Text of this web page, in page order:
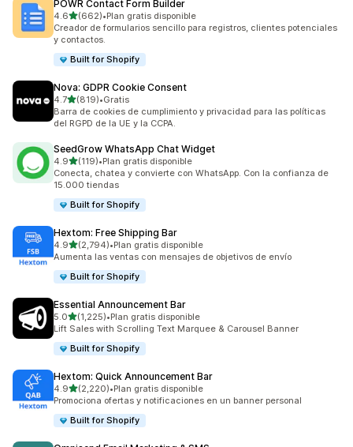
POWR Contact Form Builder
4.6de 5 estrellas
(662)
662 reseñas en total
•Plan gratis disponible
Creador de formularios sencillo para registros, clientes potenciales
y contactos.
Built for Shopify
Nova: GDPR Cookie Consent
4.7de 5 estrellas
(819)
819 reseñas en total
•Gratis
Barra de cookies de cumplimiento y privacidad para las políticas
del RGPD de la UE y la CCPA.
SeedGrow WhatsApp Chat Widget
4.9de 5 estrellas
(119)
119 reseñas en total
•Plan gratis disponible
Conecta, chatea y convierte con WhatsApp. Con la confianza de
15.000 tiendas
Built for Shopify
Hextom: Free Shipping Bar
4.9de 5 estrellas
(2,794)
2794 reseñas en total
•Plan gratis disponible
Aumenta las ventas con mensajes de objetivos de envío
Built for Shopify
Essential Announcement Bar
5.0de 5 estrellas
(1,225)
1225 reseñas en total
•Plan gratis disponible
Lift Sales with Scrolling Text Marquee & Carousel Banner
Built for Shopify
Hextom: Quick Announcement Bar
4.9de 5 estrellas
(2,220)
2220 reseñas en total
•Plan gratis disponible
Promociona ofertas y notificaciones en un banner personal
Built for Shopify